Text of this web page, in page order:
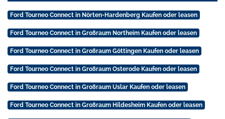
Ford Tourneo Connect in Nörten-Hardenberg Kaufen oder leasen
Ford Tourneo Connect in Großraum Northeim Kaufen oder leasen
Ford Tourneo Connect in Großraum Göttingen Kaufen oder leasen
Ford Tourneo Connect in Großraum Osterode Kaufen oder leasen
Ford Tourneo Connect in Großraum Uslar Kaufen oder leasen
Ford Tourneo Connect in Großraum Hildesheim Kaufen oder leasen